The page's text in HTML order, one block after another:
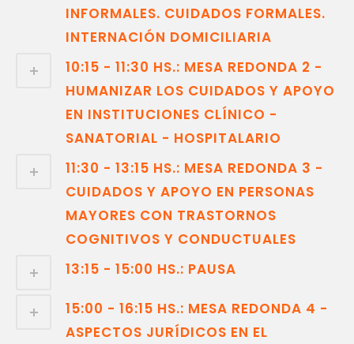
INFORMALES. CUIDADOS FORMALES.
INTERNACIÓN DOMICILIARIA
10:15 - 11:30 HS.: MESA REDONDA 2 -
HUMANIZAR LOS CUIDADOS Y APOYO
EN INSTITUCIONES CLÍNICO -
SANATORIAL - HOSPITALARIO
11:30 - 13:15 HS.: MESA REDONDA 3 -
CUIDADOS Y APOYO EN PERSONAS
MAYORES CON TRASTORNOS
COGNITIVOS Y CONDUCTUALES
13:15 - 15:00 HS.: PAUSA
15:00 - 16:15 HS.: MESA REDONDA 4 -
ASPECTOS JURÍDICOS EN EL